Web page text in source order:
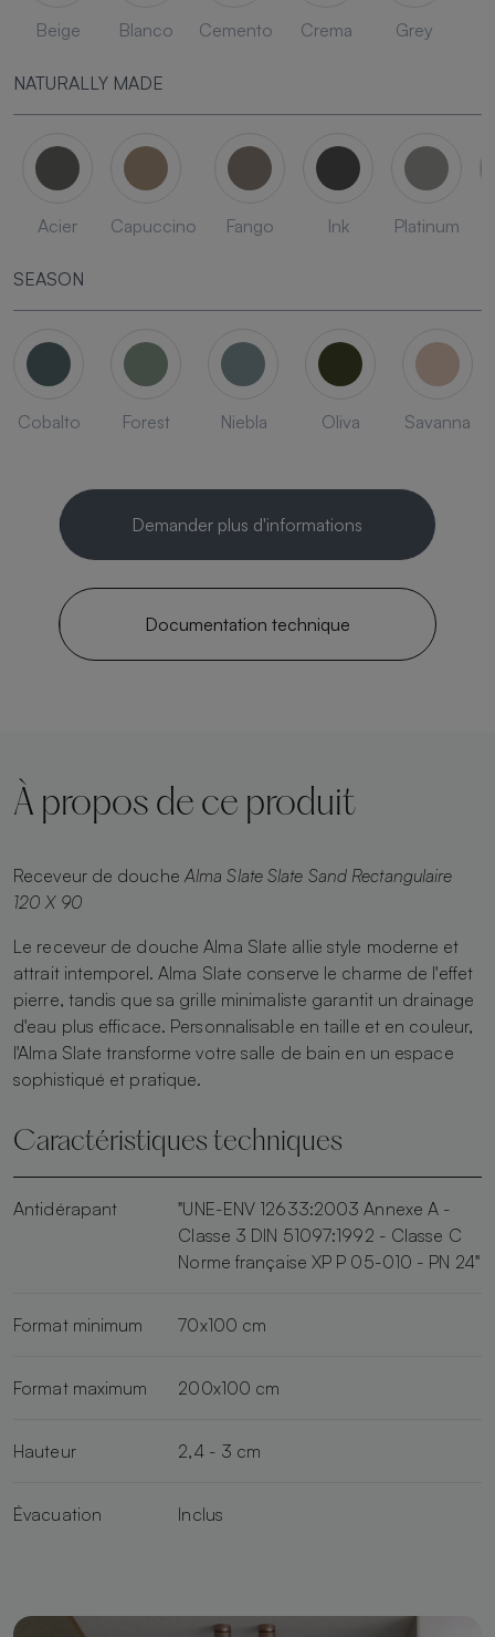
Beige Blanco Cemento Crema Grey
NATURALLY MADE
Acier Capuccino Fango Ink Platinum
SEASON
Cobalto Forest Niebla Oliva Savanna
Demander plus d'informations
Documentation technique
À propos de ce produit
Receveur de douche Alma Slate Slate Sand Rectangulaire
120 X 90
Le receveur de douche Alma Slate allie style moderne et
attrait intemporel. Alma Slate conserve le charme de l'effet
pierre, tandis que sa grille minimaliste garantit un drainage
d'eau plus efficace. Personnalisable en taille et en couleur,
l'Alma Slate transforme votre salle de bain en un espace
sophistiqué et pratique.
Caractéristiques techniques
Antidérapant
"UNE-ENV 12633:2003 Annexe A -
Classe 3 DIN 51097:1992 - Classe C
Norme française XP P 05-010 - PN 24"
Format minimum 70x100 cm
Format maximum 200x100 cm
Hauteur 2,4 - 3 cm
Évacuation Inclus